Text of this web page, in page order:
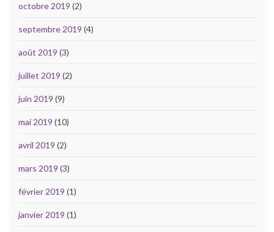
octobre 2019 (2)
septembre 2019 (4)
août 2019 (3)
juillet 2019 (2)
juin 2019 (9)
mai 2019 (10)
avril 2019 (2)
mars 2019 (3)
février 2019 (1)
janvier 2019 (1)